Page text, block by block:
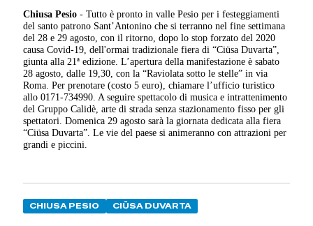
Chiusa Pesio- Tutto è pronto in valle Pesio per i festeggiamenti
del santo patrono Sant’Antonino che si terranno nel fine settimana
del 28 e 29 agosto, con il ritorno, dopo lo stop forzato del 2020
causa Covid-19, dell'ormai tradizionale fiera di “Ciüsa Duvarta”,
giunta alla 21ª edizione. L’apertura della manifestazione è sabato
28 agosto, dalle 19,30, con la “Raviolata sotto le stelle” in via
Roma. Per prenotare (costo 5 euro), chiamare l’ufficio turistico
allo 0171-734990. A seguire spettacolo di musica e intrattenimento
del Gruppo Calidè, arte di strada senza stazionamento fisso per gli
spettatori. Domenica 29 agosto sarà la giornata dedicata alla fiera
“Ciüsa Duvarta”. Le vie del paese si animeranno con attrazioni per
grandi e piccini.
CHIUSA PESIO CIÜSA DUVARTA